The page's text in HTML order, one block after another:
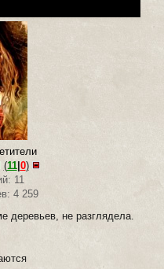
(11|0)
11
4 259
деревьев, не разглядела.